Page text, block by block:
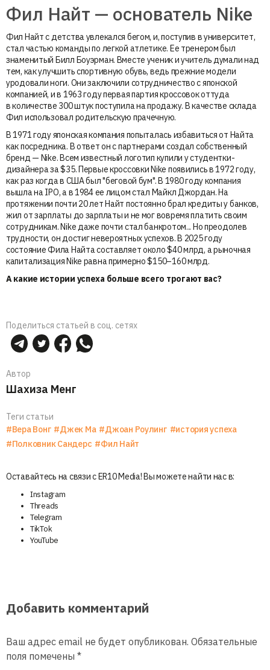
Фил Найт — основатель Nike
Фил Найт с детства увлекался бегом, и, поступив в университет,
стал частью команды по легкой атлетике. Ее тренером был
знаменитый Билл Боуэрман. Вместе ученик и учитель думали над
тем, как улучшить спортивную обувь, ведь прежние модели
уродовали ноги. Они заключили сотрудничество с японской
компанией, и в 1963 году первая партия кроссовок оттуда
в количестве 300 штук поступила на продажу. В качестве склада
Фил использовал родительскую прачечную.
В 1971 году японская компания попыталась избавиться от Найта
как посредника. В ответ он с партнерами создал собственный
бренд — Nike. Всем известный логотип купили у студентки-
дизайнера за $35. Первые кроссовки Nike появились в 1972 году,
как раз когда в США был "беговой бум". В 1980 году компания
вышла на IPO, а в 1984 ее лицом стал Майкл Джордан. На
протяжении почти 20 лет Найт постоянно брал кредиты у банков,
жил от зарплаты до зарплаты и не мог вовремя платить своим
сотрудникам. Nike даже почти стал банкротом... Но преодолев
трудности, он достиг невероятных успехов. В 2025 году
состояние Фила Найта составляет около $40 млрд, а рыночная
капитализация Nike равна примерно $150–160 млрд.
А какие истории успеха больше всего трогают вас?
Поделиться статьей в соц. сетях
Автор
Шахиза Менг
Теги статьи
#Вера Вонг #Джек Ма #Джоан Роулинг #история успеха
#Полковник Сандерс #Фил Найт
Оставайтесь на связи с ER10 Media! Вы можете найти нас в:
Instagram
Threads
Telegram
TikTok
YouTube
Добавить комментарий
Ваш адрес email не будет опубликован. Обязательные
поля помечены *